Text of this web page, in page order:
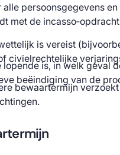
persoonsgegevens en
met de
is vereist
civielrechtelijke
is, in welk geval
beëindiging van de
bewaartermijn